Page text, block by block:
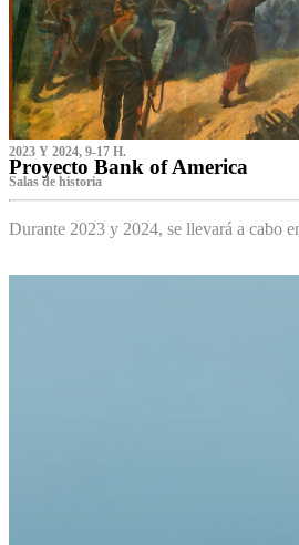
2023 Y 2024, 9-17 H.
Proyecto Bank of America
S‌alas de historia
Durante 2023 y 2024, se llevará a cabo